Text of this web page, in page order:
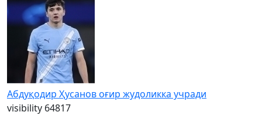
Абдуқодир Ҳусанов оғир жудоликка учради
visibility 64817